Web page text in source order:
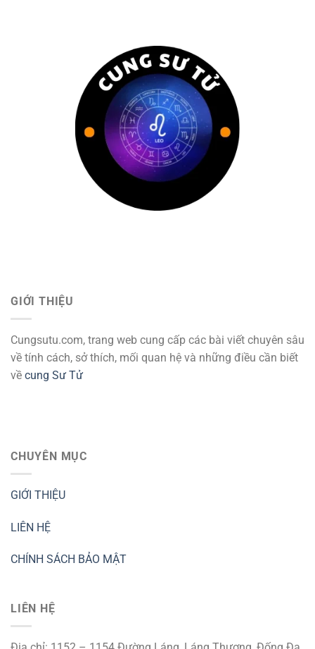
GIỚI THIỆU
Cungsutu.com, trang web cung cấp các bài viết chuyên sâu
về tính cách, sở thích, mối quan hệ và những điều cần biết
về cung Sư Tử
CHUYÊN MỤC
GIỚI THIỆU
LIÊN HỆ
CHÍNH SÁCH BẢO MẬT
LIÊN HỆ